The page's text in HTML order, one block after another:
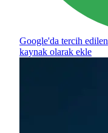
Google'da tercih edilen
kaynak olarak ekle